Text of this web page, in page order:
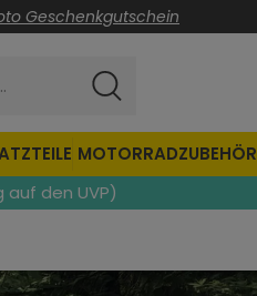
Geschenkgutschein
MOTORRADZUBEHÖR
auf den UVP)